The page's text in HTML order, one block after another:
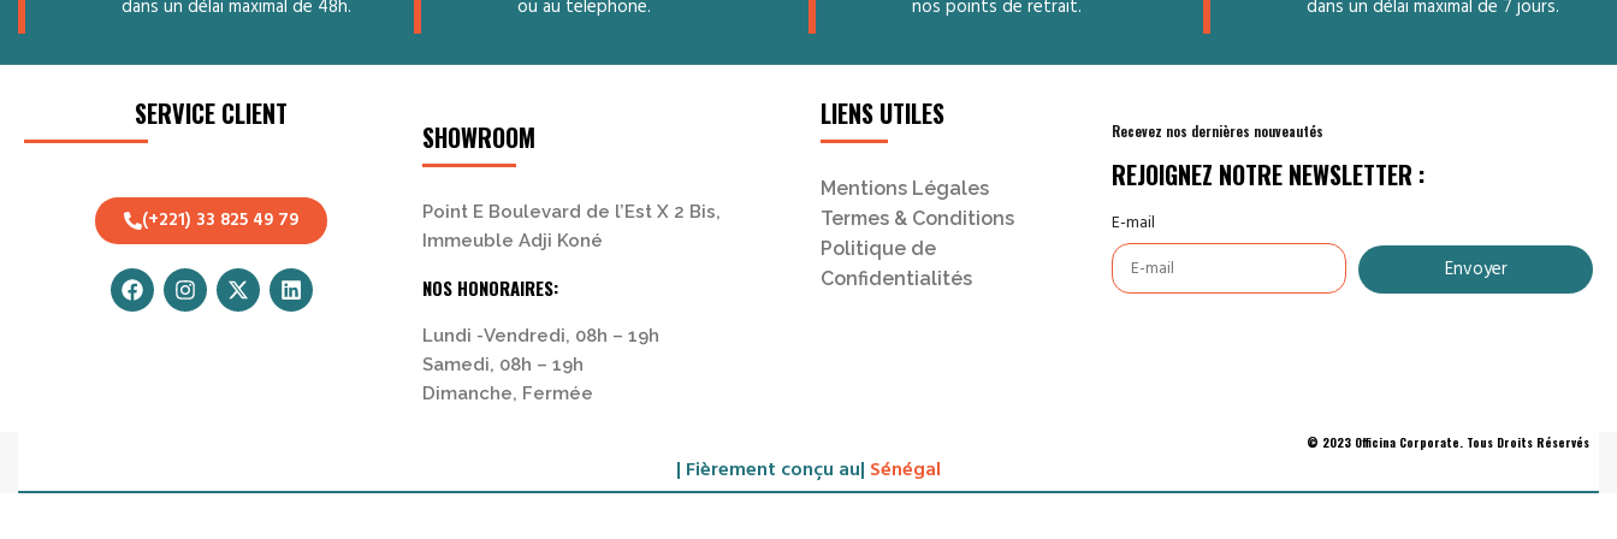
machine
à
au
lave-
linge
et
au
réfrigérateur,
dans un délai maximal de 48h.
ou au telephone.
nos points de retrait.
dans un délai maximal de 7 jours.
SERVICE CLIENT
(+221) 33 825 49 79
SHOWROOM
Point E Boulevard de l’Est X 2 Bis,
Immeuble Adji Koné
NOS HONORAIRES:
Lundi -Vendredi, 08h – 19h
Samedi, 08h – 19h
Dimanche, Fermée
LIENS UTILES
Mentions Légales
Termes & Conditions
Politique de
Confidentialités
Recevez nos dernières nouveautés
REJOIGNEZ NOTRE NEWSLETTER :
E-mail
Envoyer
© 2023 Officina Corporate. Tous Droits Réservés
| Fièrement conçu au| Sénégal